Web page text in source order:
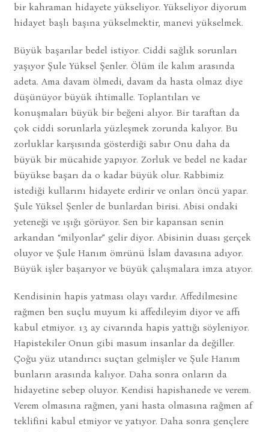
bir kahraman hidayete yükseliyor. Yükseliyor diyorum
hidayet başlı başına yükselmektir, manevi yükselmek.
Büyük başarılar bedel istiyor. Ciddi sağlık sorunları
yaşıyor Şule Yüksel Şenler. Ölüm ile kalım arasında
adeta. Ama davam ölmedi, davam da hasta olmaz diye
düşünüyor büyük ihtimalle. Toplantıları ve
konuşmaları büyük bir beğeni alıyor. Bir taraftan da
çok ciddi sorunlarla yüzleşmek zorunda kalıyor. Bu
zorluklar karşısında gösterdiği sabır Onu daha da
büyük bir mücahide yapıyor. Zorluk ve bedel ne kadar
büyükse başarı da o kadar büyük olur. Rabbimiz
istediği kullarını hidayete erdirir ve onları öncü yapar.
Şule Yüksel Şenler de bunlardan birisi. Abisi ondaki
yeteneği ve ışığı görüyor. Sen bir kapansan senin
arkandan “milyonlar” gelir diyor. Abisinin duası gerçek
oluyor ve Şule Hanım ömrünü İslam davasına adıyor.
Büyük işler başarıyor ve büyük çalışmalara imza atıyor.
Kendisinin hapis yatması olayı vardır. Affedilmesine
rağmen ben suçlu muyum ki affedileyim diyor ve affı
kabul etmiyor. 13 ay civarında hapis yattığı söyleniyor.
Hapistekiler Onun gibi masum insanlar da değiller.
Çoğu yüz utandırıcı suçtan gelmişler ve Şule Hanım
bunların arasında kalıyor. Daha sonra onların da
hidayetine sebep oluyor. Kendisi hapishanede ve verem.
Verem olmasına rağmen, yani hasta olmasına rağmen af
teklifini kabul etmiyor ve yatıyor. Daha sonra gençlere